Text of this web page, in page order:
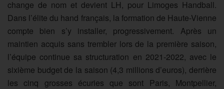
change de nom et devient LH, pour Limoges Handball.
Dans l’élite du hand français, la formation de Haute-Vienne
compte bien s’y installer, progressivement. Après un
maintien acquis sans trembler lors de la première saison,
l’équipe continue sa structuration en 2021-2022, avec le
sixième budget de la saison (4,3 millions d’euros), derrière
les cinq grosses écuries que sont Paris, Montpellier,